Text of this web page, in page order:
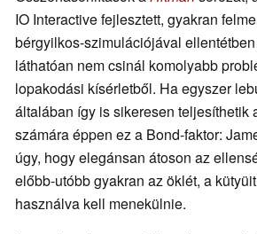
IO Interactive fejlesztett, gyakran
bérgyilkos-szimulációjával
láthatóan nem csinál komolyabb
lopakodási kísérletből. Ha egyszer
általában így is sikeresen teljesíthetik
számára éppen ez a Bond-faktor:
úgy, hogy elegánsan átoson az
előbb-utóbb gyakran az öklét, a
használva kell menekülnie.